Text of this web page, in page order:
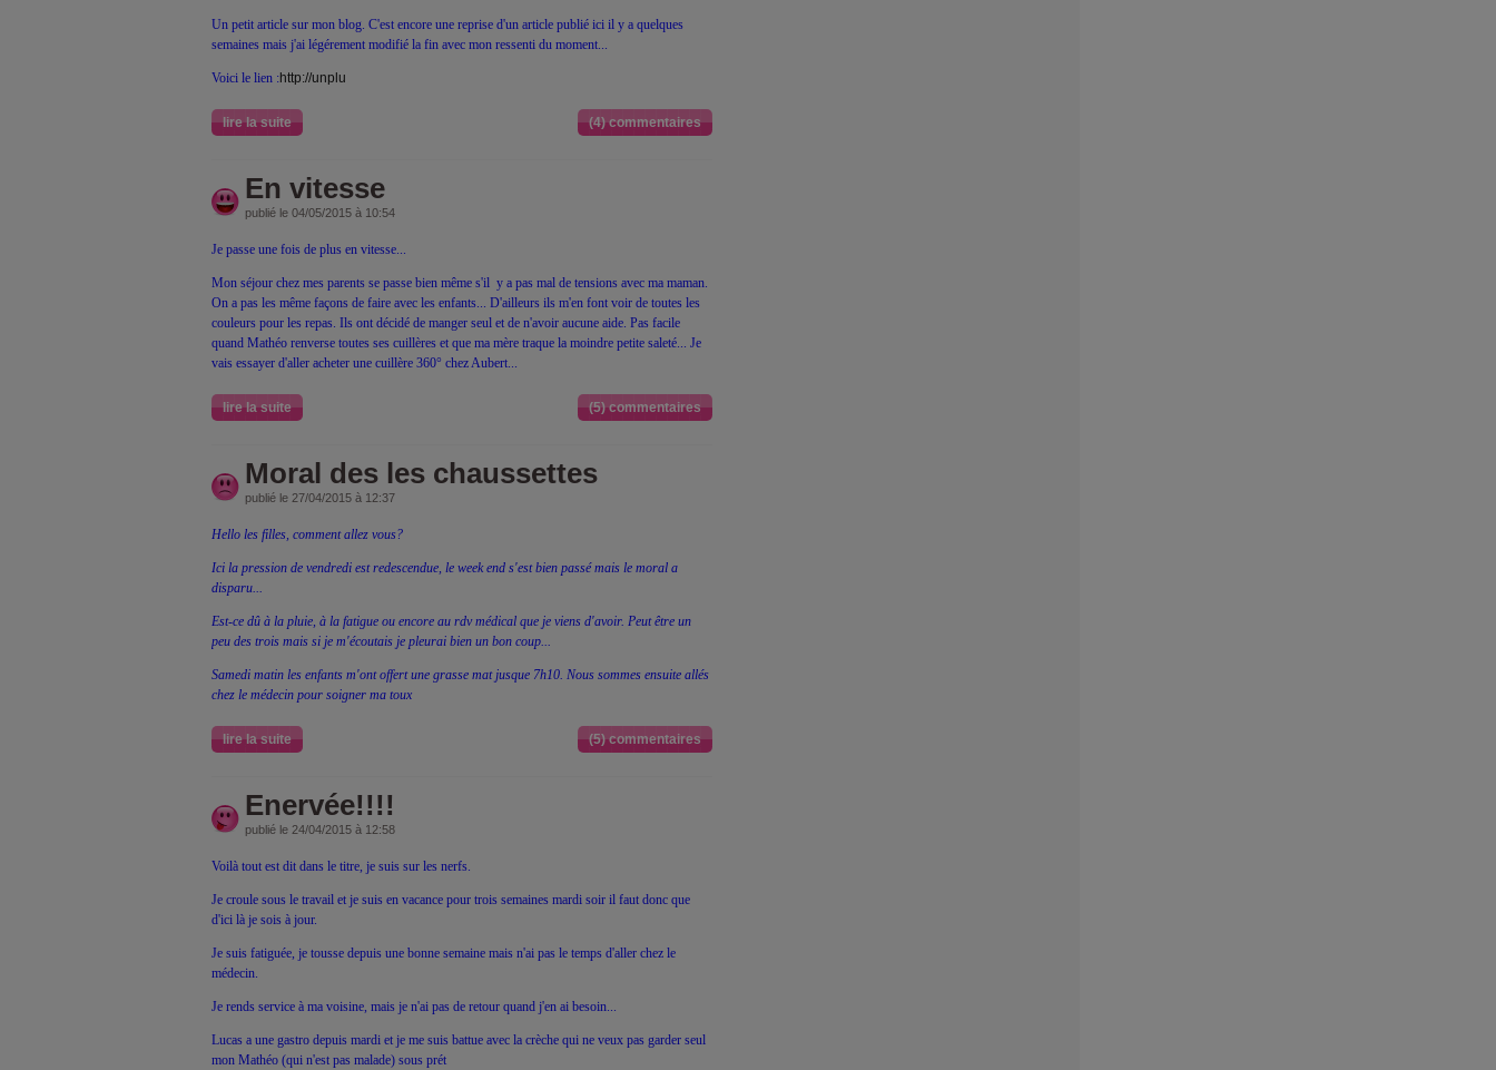
Un petit article sur mon blog. C'est encore une reprise d'un article publié ici il y a quelques
semaines mais j'ai légérement modifié la fin avec mon ressenti du moment...
Voici le lien :http://unplu
lire la suite (4) commentaires
En vitesse
publié le 04/05/2015 à 10:54
Je passe une fois de plus en vitesse...
Mon séjour chez mes parents se passe bien même s'il y a pas mal de tensions avec ma maman.
On a pas les même façons de faire avec les enfants... D'ailleurs ils m'en font voir de toutes les
couleurs pour les repas. Ils ont décidé de manger seul et de n'avoir aucune aide. Pas facile
quand Mathéo renverse toutes ses cuillères et que ma mère traque la moindre petite saleté... Je
vais essayer d'aller acheter une cuillère 360° chez Aubert...
lire la suite (5) commentaires
Moral des les chaussettes
publié le 27/04/2015 à 12:37
Hello les filles, comment allez vous?
Ici la pression de vendredi est redescendue, le week end s'est bien passé mais le moral a
disparu...
Est-ce dû à la pluie, à la fatigue ou encore au rdv médical que je viens d'avoir. Peut être un
peu des trois mais si je m'écoutais je pleurai bien un bon coup...
Samedi matin les enfants m'ont offert une grasse mat jusque 7h10. Nous sommes ensuite allés
chez le médecin pour soigner ma toux
lire la suite (5) commentaires
Enervée!!!!
publié le 24/04/2015 à 12:58
Voilà tout est dit dans le titre, je suis sur les nerfs.
Je croule sous le travail et je suis en vacance pour trois semaines mardi soir il faut donc que
d'ici là je sois à jour.
Je suis fatiguée, je tousse depuis une bonne semaine mais n'ai pas le temps d'aller chez le
médecin.
Je rends service à ma voisine, mais je n'ai pas de retour quand j'en ai besoin...
Lucas a une gastro depuis mardi et je me suis battue avec la crèche qui ne veux pas garder seul
mon Mathéo (qui n'est pas malade) sous prét